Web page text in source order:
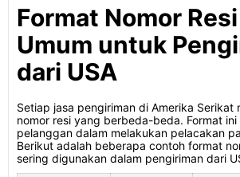
Format Nomor
Umum untuk
dari USA
Setiap jasa pengiriman di Amerika Serikat
nomor resi yang berbeda-beda. Format
pelanggan dalam melakukan pelacakan
Berikut adalah beberapa contoh format
sering digunakan dalam pengiriman dari